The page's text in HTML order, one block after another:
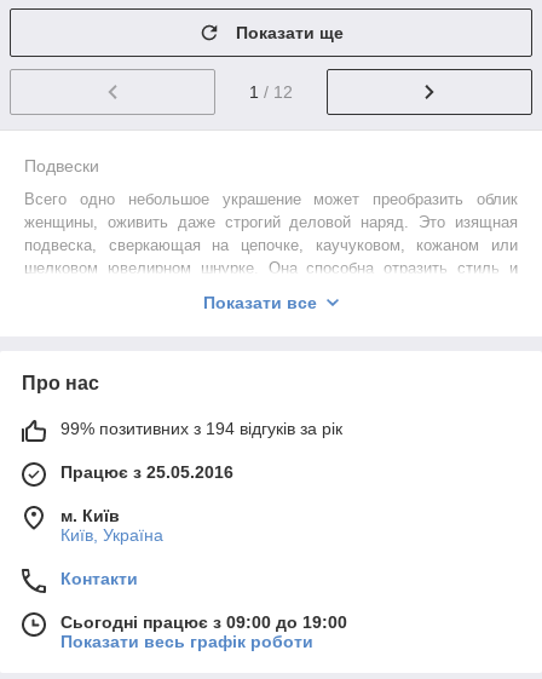
Показати ще
1 / 12
Подвески
Всего одно небольшое украшение может преобразить облик
женщины, оживить даже строгий деловой наряд. Это изящная
подвеска, сверкающая на цепочке, каучуковом, кожаном или
шелковом ювелирном шнурке. Она способна отразить стиль и
завершающим штрихом ее образа. Украсьте декольте небольшой
мотивами – образ беззаботной и веселой леди завершен.
смелая, раскованная и динамичная.
Широкий выбор моделей подвесок способен удовлетворить
самые разнообразные вкусы. Декоративные кулоны отличаются
особым разнообразием: они могут быть классическими,
абстрактными, фольклорными, с цветочным или животным
размерами, наличием вставок. Особенно роскошно смотрятся
сторонам.
Показати все
Про нас
99% позитивних з 194 відгуків за рік
Працює з 25.05.2016
м. Київ
Київ, Україна
Контакти
Сьогодні працює з 09:00 до 19:00
Показати весь графік роботи